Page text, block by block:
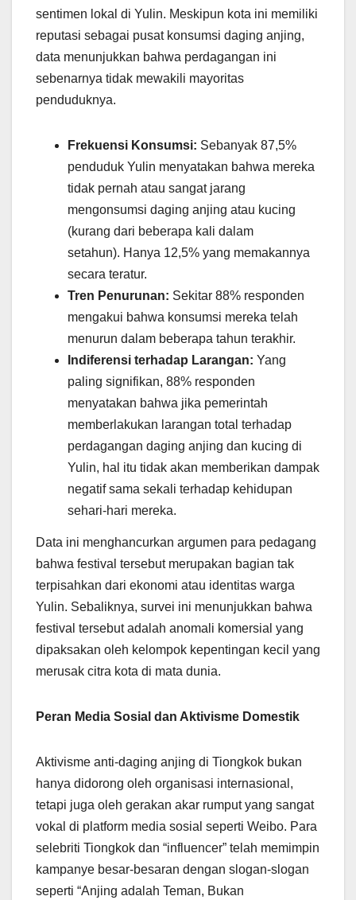
sentimen lokal di Yulin. Meskipun kota ini memiliki
reputasi sebagai pusat konsumsi daging anjing,
data menunjukkan bahwa perdagangan ini
sebenarnya tidak mewakili mayoritas
penduduknya.
Frekuensi Konsumsi: Sebanyak 87,5%
penduduk Yulin menyatakan bahwa mereka
tidak pernah atau sangat jarang
mengonsumsi daging anjing atau kucing
(kurang dari beberapa kali dalam
setahun). Hanya 12,5% yang memakannya
secara teratur.
Tren Penurunan: Sekitar 88% responden
mengakui bahwa konsumsi mereka telah
menurun dalam beberapa tahun terakhir.
Indiferensi terhadap Larangan: Yang
paling signifikan, 88% responden
menyatakan bahwa jika pemerintah
memberlakukan larangan total terhadap
perdagangan daging anjing dan kucing di
Yulin, hal itu tidak akan memberikan dampak
negatif sama sekali terhadap kehidupan
sehari-hari mereka.
Data ini menghancurkan argumen para pedagang
bahwa festival tersebut merupakan bagian tak
terpisahkan dari ekonomi atau identitas warga
Yulin. Sebaliknya, survei ini menunjukkan bahwa
festival tersebut adalah anomali komersial yang
dipaksakan oleh kelompok kepentingan kecil yang
merusak citra kota di mata dunia.
Peran Media Sosial dan Aktivisme Domestik
Aktivisme anti-daging anjing di Tiongkok bukan
hanya didorong oleh organisasi internasional,
tetapi juga oleh gerakan akar rumput yang sangat
vokal di platform media sosial seperti Weibo. Para
selebriti Tiongkok dan “influencer” telah memimpin
kampanye besar-besaran dengan slogan-slogan
seperti “Anjing adalah Teman, Bukan